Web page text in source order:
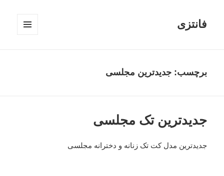
فانتزی
برچسب: جدیدترین مجلسی
جدیدترین تک مجلسی
جدیدترین مدل کت تک زنانه و دخترانه مجلسی